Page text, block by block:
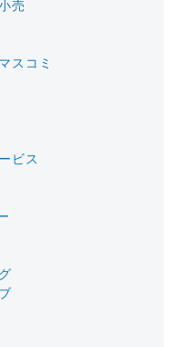
売
スコミ
ビス